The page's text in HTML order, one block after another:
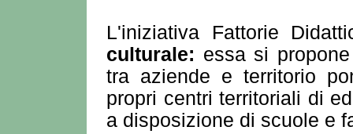
L'iniziativa Fattorie
culturale: essa si
tra aziende e territorio
propri centri territoriali di
a disposizione di scuole e